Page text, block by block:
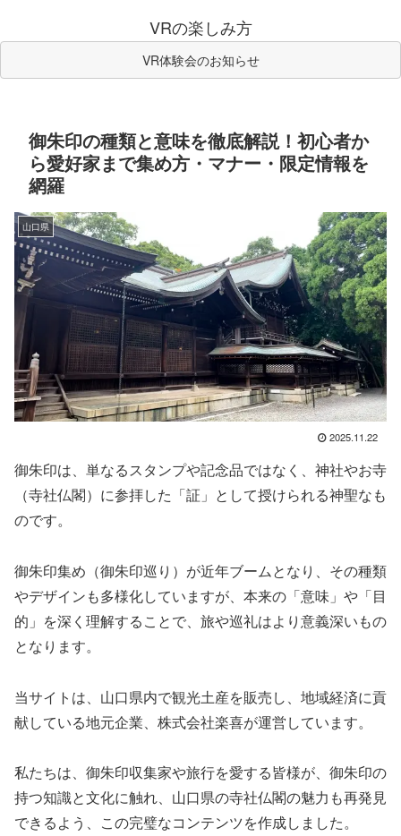
VRの楽しみ方
VR体験会のお知らせ
御朱印の種類と意味を徹底解説！初心者か
ら愛好家まで集め方・マナー・限定情報を
網羅
山口県
2025.11.22
御朱印は、単なるスタンプや記念品ではなく、神社やお寺
（寺社仏閣）に参拝した「証」として授けられる神聖なも
のです。
御朱印集め（御朱印巡り）が近年ブームとなり、その種類
やデザインも多様化していますが、本来の「意味」や「目
的」を深く理解することで、旅や巡礼はより意義深いもの
となります。
当サイトは、山口県内で観光土産を販売し、地域経済に貢
献している地元企業、株式会社楽喜が運営しています。
私たちは、御朱印収集家や旅行を愛する皆様が、御朱印の
持つ知識と文化に触れ、山口県の寺社仏閣の魅力も再発見
できるよう、この完璧なコンテンツを作成しました。